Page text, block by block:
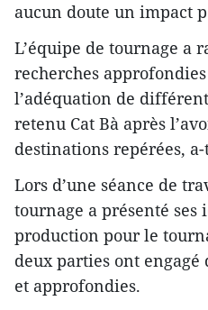
aucun doute un impact
L’équipe de tournage a
recherches
l’adéquation de
retenu Cat Bà après
destinations repérées,
Lors d’une séance de
tournage a présenté ses
production pour le
deux parties ont engagé
et approfondies.